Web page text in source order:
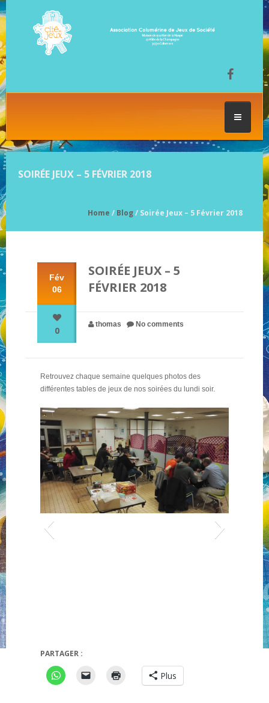
FESTIVAL DU JEU
NOS PARTENAIRES
QUI SOMMES-NOUS ?
NOUS CONTACTER !
SOIRÉE JEUX – 5 FÉVRIER 2018
Home / Blog/ Soirée Jeux – 5 Février 2018
Fév
06
0
SOIRÉE JEUX – 5
FÉVRIER 2018
thomas No comments
Retrouvez chaque semaine quelques photos des
différentes tables de jeux de nos soirées du lundi soir.
Vue d'ensemble
PARTAGER :
Plus